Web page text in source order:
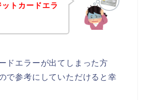
トカードエラ
ドエラーが出てしまった方
で参考にしていただけると幸